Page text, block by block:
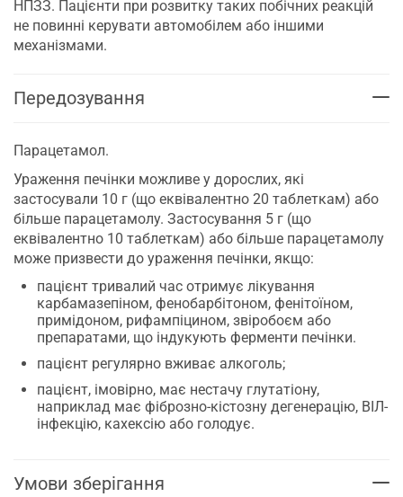
НПЗЗ. Пацієнти при розвитку таких побічних реакцій
не повинні керувати автомобілем або іншими
механізмами.
Передозування
Парацетамол.
Ураження печінки можливе у дорослих, які
застосували 10 г (що еквівалентно 20 таблеткам) або
більше парацетамолу. Застосування 5 г (що
еквівалентно 10 таблеткам) або більше парацетамолу
може призвести до ураження печінки, якщо:
пацієнт тривалий час отримує лікування
карбамазепіном, фенобарбітоном, фенітоїном,
примідоном, рифампіцином, звіробоєм або
препаратами, що індукують ферменти печінки.
пацієнт регулярно вживає алкоголь;
пацієнт, імовірно, має нестачу глутатіону,
наприклад має фіброзно-кістозну дегенерацію, ВІЛ-
інфекцію, кахексію або голодує.
Умови зберігання